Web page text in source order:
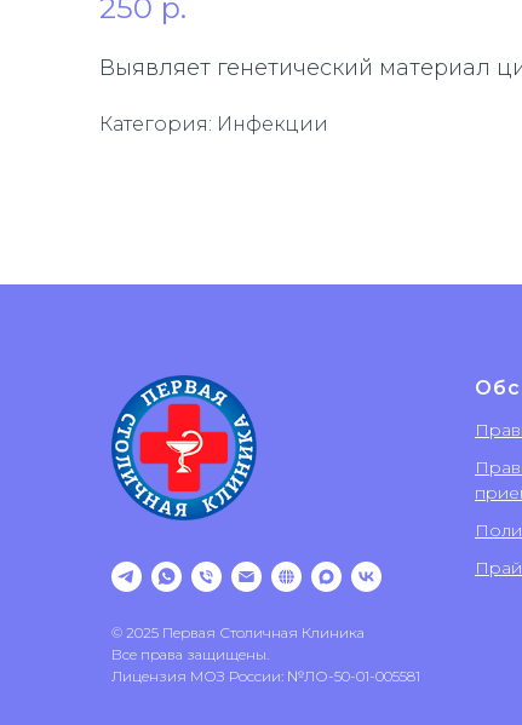
250 р.
Выявляет генетический материал
Категория: Инфекции
© 2025 Первая Столичная Клиника
Все права защищены.
Лицензия МОЗ России: №ЛО-50-01-005581